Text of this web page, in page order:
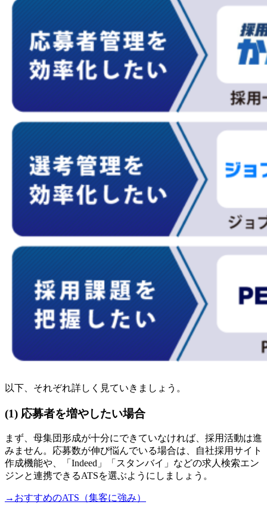
以下、それぞれ詳しく見ていきましょう。
(1) 応募者を増やしたい場合
まず、母集団形成が十分にできていなければ、採用活動は進
みません。応募数が伸び悩んでいる場合は、自社採用サイト
作成機能や、「Indeed」「スタンバイ」などの求人検索エン
ジンと連携できるATSを選ぶようにしましょう。
→おすすめのATS（集客に強み）